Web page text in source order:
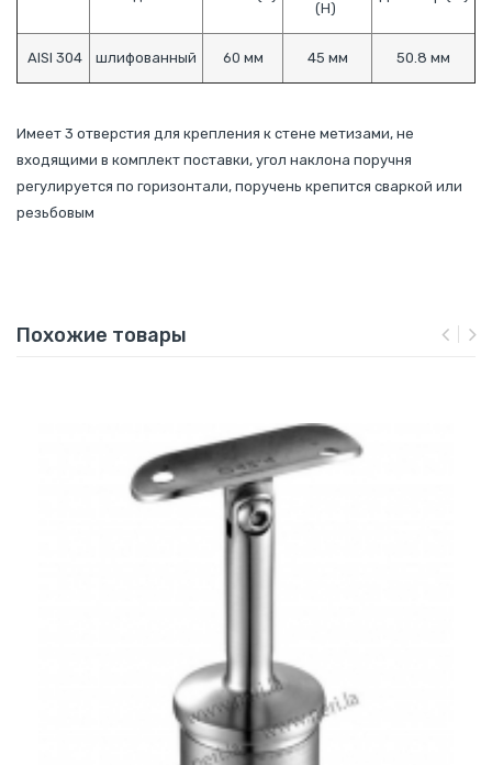
(Н)
AISI 304 шлифованный 60 мм 45 мм 50.8 мм
Имеет 3 отверстия для крепления к стене метизами, не
входящими в комплект поставки, угол наклона поручня
регулируется по горизонтали, поручень крепится сваркой или
резьбовым
Похожие товары